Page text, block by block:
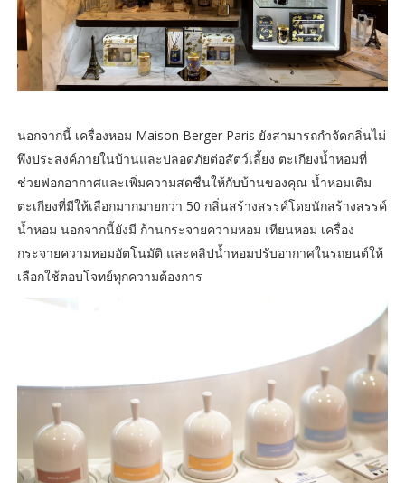
นอกจากนี้ เครื่องหอม Maison Berger Paris ยังสามารถกำจัดกลิ่นไม่
พึงประสงค์ภายในบ้านและปลอดภัยต่อสัตว์เลี้ยง ตะเกียงน้ำหอมที่
ช่วยฟอกอากาศและเพิ่มความสดชื่นให้กับบ้านของคุณ น้ำหอมเติม
ตะเกียงที่มีให้เลือกมากมายกว่า 50 กลิ่นสร้างสรรค์โดยนักสร้างสรรค์
น้ำหอม นอกจากนี้ยังมี ก้านกระจายความหอม เทียนหอม เครื่อง
กระจายความหอมอัตโนมัติ และคลิปน้ำหอมปรับอากาศในรถยนต์ให้
เลือกใช้ตอบโจทย์ทุกความต้องการ